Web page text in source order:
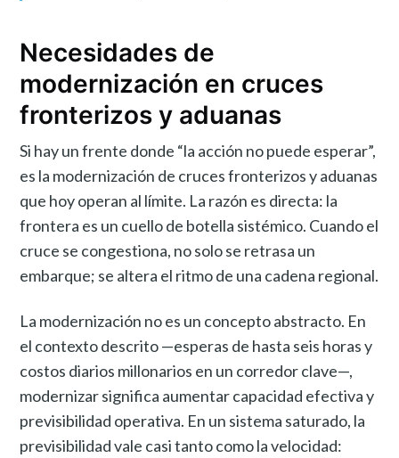
Necesidades de
modernización en cruces
fronterizos y aduanas
Si hay un frente donde “la acción no puede esperar”,
es la modernización de cruces fronterizos y aduanas
que hoy operan al límite. La razón es directa: la
frontera es un cuello de botella sistémico. Cuando el
cruce se congestiona, no solo se retrasa un
embarque; se altera el ritmo de una cadena regional.
La modernización no es un concepto abstracto. En
el contexto descrito —esperas de hasta seis horas y
costos diarios millonarios en un corredor clave—,
modernizar significa aumentar capacidad efectiva y
previsibilidad operativa. En un sistema saturado, la
previsibilidad vale casi tanto como la velocidad: